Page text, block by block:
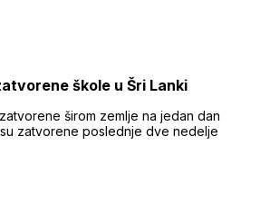
škole u Šri Lanki
širom zemlje na jedan dan
zatvorene poslednje dve nedelje